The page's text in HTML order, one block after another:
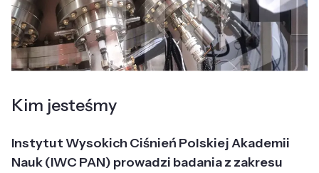
Kim jesteśmy
Instytut Wysokich Ciśnień Polskiej Akademii
Nauk (IWC PAN) prowadzi badania z zakresu